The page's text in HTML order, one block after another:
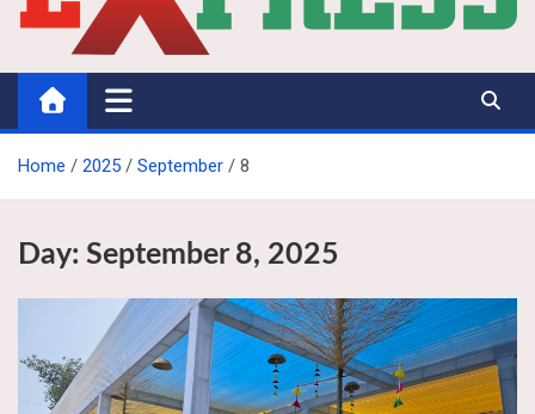
Hasdeo Express
Home 2025 September 8
Day: September 8, 2025